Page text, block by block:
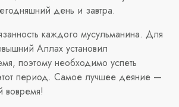
день и завтра.
каждого мусульманина. Для
Аллах установил
поэтому необходимо успеть
этот период. Самое лучшее деяние —
вовремя!